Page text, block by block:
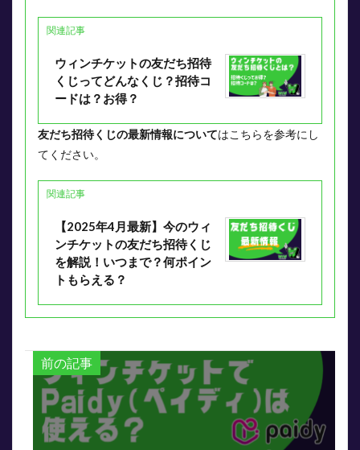
関連記事
ウィンチケットの友だち招待
くじってどんなくじ？招待コ
ードは？お得？
友だち招待くじの最新情報についてはこちらを参考にし
てください。
関連記事
【2025年4月最新】今のウィ
ンチケットの友だち招待くじ
を解説！いつまで？何ポイン
トもらえる？
前の記事